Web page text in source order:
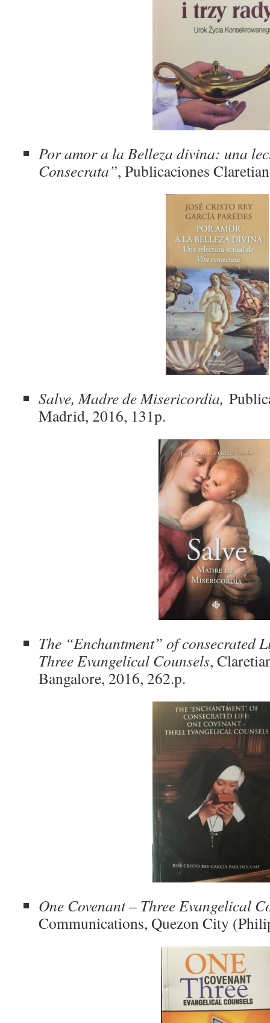
Por amor a la Belleza divina: una
Consecrata”, Publicaciones
Salve, Madre de Misericordia,
Madrid, 2016, 131p.
The “Enchantment” of consecrated
Three Evangelical Counsels,
Bangalore, 2016, 262.p.
One Covenant – Three Evangelical
Communications, Quezon City